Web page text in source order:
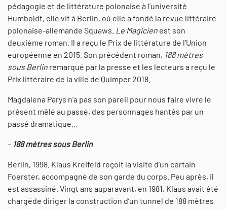
pédagogie et de littérature polonaise à l’université
Humboldt, elle vit à Berlin, où elle a fondé la revue littéraire
polonaise-allemande Squaws. Le Magicien est son
deuxième roman. Il a reçu le Prix de littérature de l’Union
européenne en 2015. Son précédent roman, 188 mètres
sous Berlin remarqué par la presse et les lecteurs a reçu le
Prix littéraire de la ville de Quimper 2018.
Magdalena Parys n’a pas son pareil pour nous faire vivre le
présent mêlé au passé, des personnages hantés par un
passé dramatique…
– 188 mètres sous Berlin
Berlin, 1998. Klaus Kreifeld reçoit la visite d’un certain
Foerster, accompagné de son garde du corps. Peu après, il
est assassiné. Vingt ans auparavant, en 1981, Klaus avait été
chargéde diriger la construction d’un tunnel de 188 mètres